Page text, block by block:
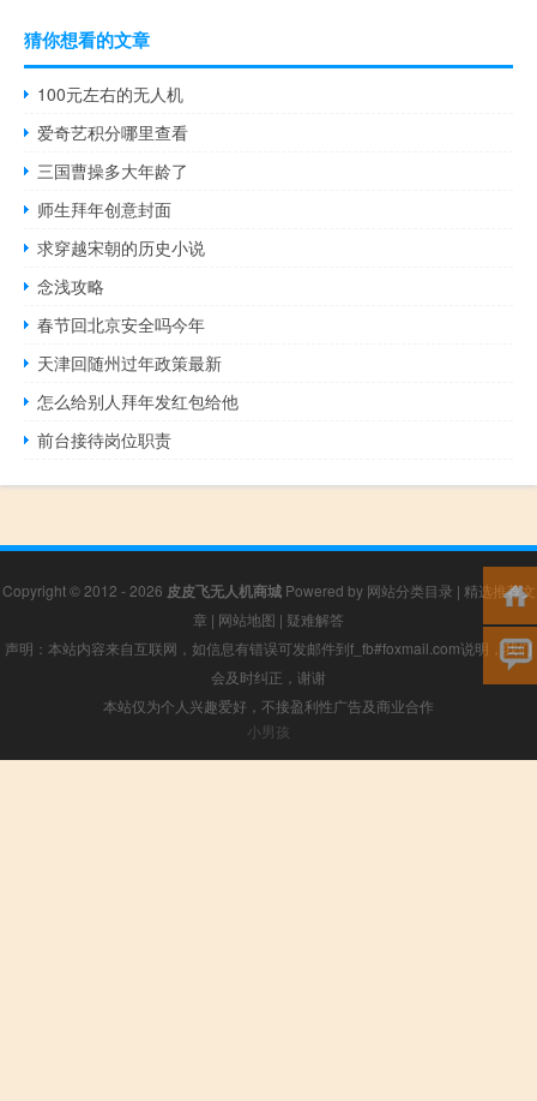
猜你想看的文章
100元左右的无人机
爱奇艺积分哪里查看
三国曹操多大年龄了
师生拜年创意封面
求穿越宋朝的历史小说
念浅攻略
春节回北京安全吗今年
天津回随州过年政策最新
怎么给别人拜年发红包给他
前台接待岗位职责
Copyright © 2012 - 2026 皮皮飞无人机商城Powered by 网站分类目录 | 精选推荐文
章 | 网站地图 | 疑难解答
声明：本站内容来自互联网，如信息有错误可发邮件到f_fb#foxmail.com说明，我们
会及时纠正，谢谢
本站仅为个人兴趣爱好，不接盈利性广告及商业合作
小男孩